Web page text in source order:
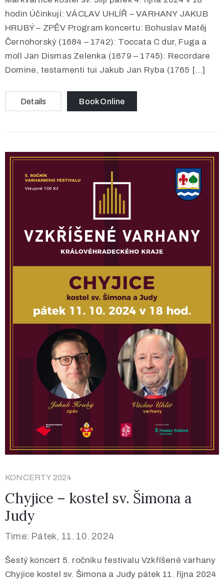
hodin Účinkují: VÁCLAV UHLÍŘ – VARHANY JAKUB
HRUBÝ – ZPĚV Program koncertu: Bohuslav Matěj
Černohorský (1684 – 1742): Toccata C dur, Fuga a
moll Jan Dismas Zelenka (1679 – 1745): Recordare
Domine, testamenti tui Jakub Jan Ryba (1765 […]
Details Book Online
KONCERTY 2024
Chyjice – kostel sv. Šimona a
Judy
Time: Pátek, 11. 10. 2024
Šestý koncert 5. ročníku festivalu Vzkříšené varhany
Chyjice kostel sv. Šimona a Judy pátek 11. října 2024